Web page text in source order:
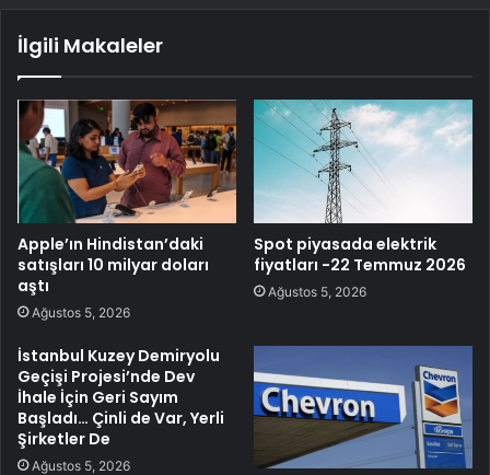
İlgili Makaleler
Apple’ın Hindistan’daki
satışları 10 milyar doları
aştı
Ağustos 5, 2026
Spot piyasada elektrik
fiyatları -22 Temmuz 2026
Ağustos 5, 2026
İstanbul Kuzey Demiryolu
Geçişi Projesi’nde Dev
İhale İçin Geri Sayım
Başladı… Çinli de Var, Yerli
Şirketler De
Ağustos 5, 2026